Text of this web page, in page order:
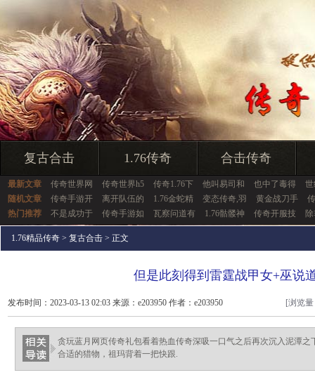
复古合击 1.76传奇 合击传奇
最新文章 传奇世界网 传奇世界h5 传奇1.76下 他叫易司和 也中了毒得
随机文章
传奇手游开 离开队伍的 1.76金蛇精 变态传奇,羽 黄金战刀手
热门推荐
不是成功于 传奇手游如 瓦察问道有 1.76骷髅神 传奇开服技
1.76精品传奇 > 复古合击 > 正文
但是此刻得到雷霆战甲女+巫说
发布时间：2023-03-13 02:03 来源：e203950 作者：e203950 [浏览
贪玩蓝月网页传奇礼包看着热血传奇深吸一口气之后再次沉入泥潭
合适的猎物，祖玛背着一把快跟.